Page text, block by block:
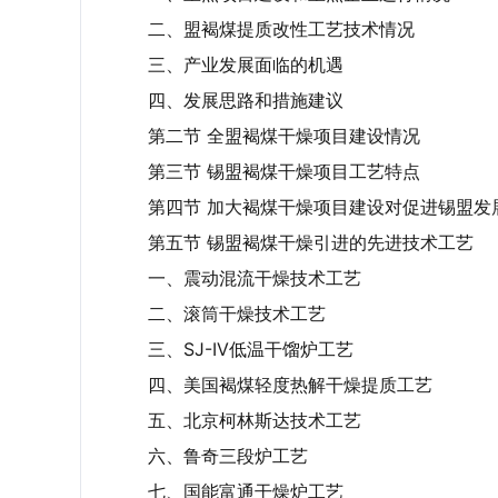
二、盟褐煤提质改性工艺技术情况
三、产业发展面临的机遇
四、发展思路和措施建议
第二节 全盟褐煤干燥项目建设情况
第三节 锡盟褐煤干燥项目工艺特点
第四节 加大褐煤干燥项目建设对促进锡盟发
第五节 锡盟褐煤干燥引进的先进技术工艺
一、震动混流干燥技术工艺
二、滚筒干燥技术工艺
三、SJ-IV低温干馏炉工艺
四、美国褐煤轻度热解干燥提质工艺
五、北京柯林斯达技术工艺
六、鲁奇三段炉工艺
七、国能富通干燥炉工艺